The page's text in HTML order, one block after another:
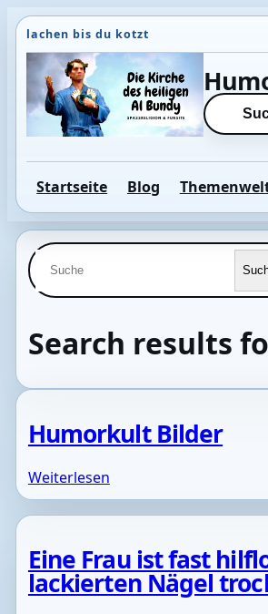
Direkt
zum
Inhalt
wechseln
Startseite Blog
Suche
Search results
Humorkult Bilder
Weiterlesen
Eine Frau ist fast
lackierten Nägel